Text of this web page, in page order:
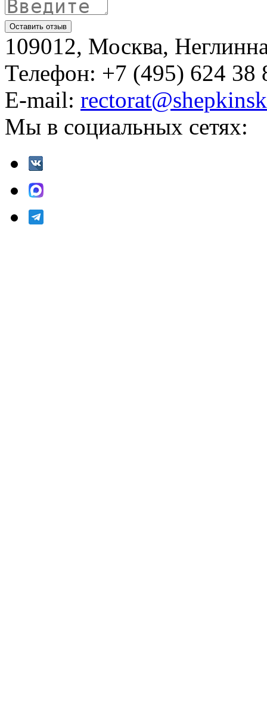
109012, Москва,
Телефон: +7 (495) 624 38
E-mail:
Мы в социальных сетях: